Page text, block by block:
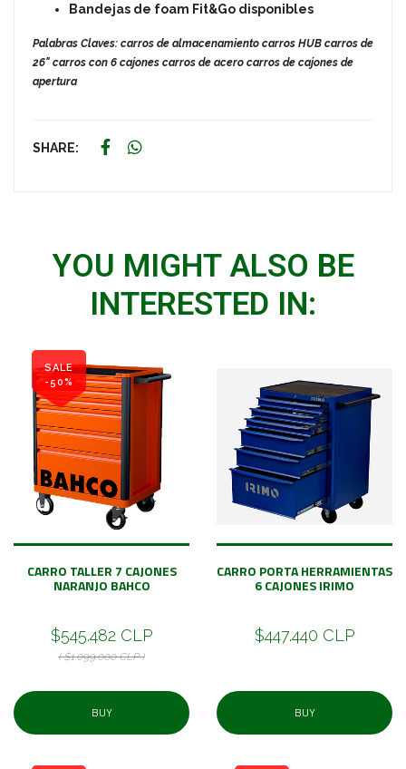
Bandejas de foam Fit&Go disponibles
Palabras Claves: carros de almacenamiento carros HUB carros de
26" carros con 6 cajones carros de acero carros de cajones de
apertura
SHARE:
YOU MIGHT ALSO BE
INTERESTED IN:
SALE
-50%
CARRO TALLER 7 CAJONES
NARANJO BAHCO
$545.482 CLP
( $1.099.000 CLP )
BUY
CARRO PORTA HERRAMIENTAS
6 CAJONES IRIMO
$447.440 CLP
BUY